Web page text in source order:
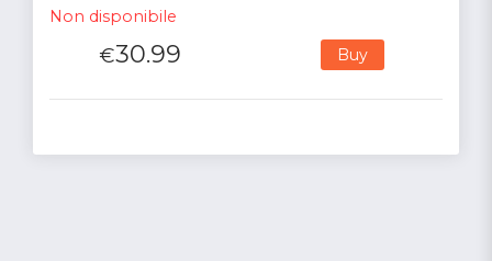
Non disponibile
€30.99 Buy